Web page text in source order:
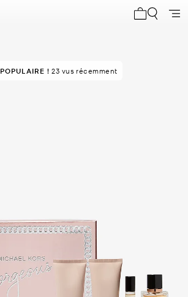
POPULAIRE ! 23 vus récemment